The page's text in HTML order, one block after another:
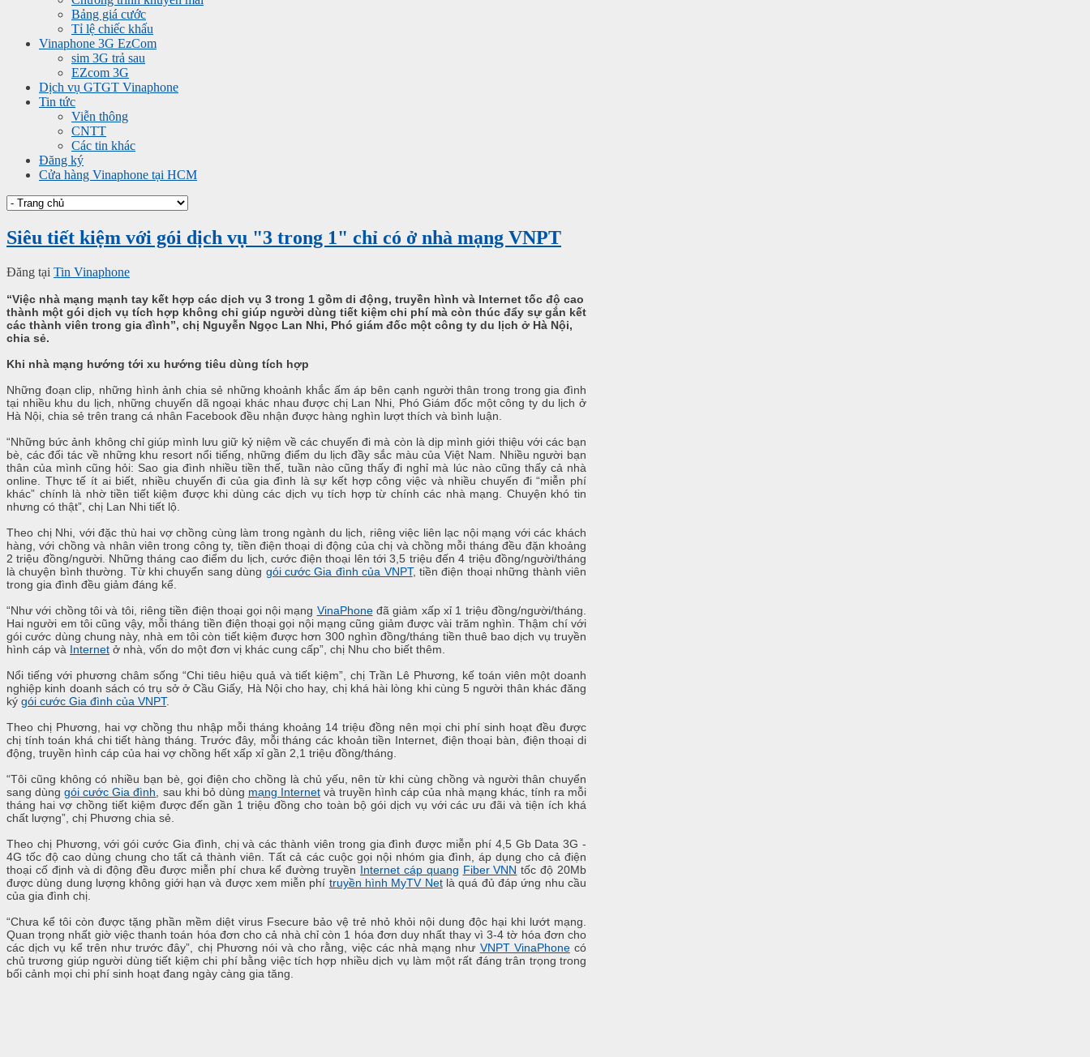
Bảng giá cước
Tỉ lệ chiếc khấu
Vinaphone 3G EzCom
sim 3G trả sau
EZcom 3G
Dịch vụ GTGT Vinaphone
Tin tức
Viễn thông
CNTT
Các tin khác
Đăng ký
Cửa hàng Vinaphone tại HCM
Siêu tiết kiệm với gói dịch vụ "3 trong 1" chỉ có ở nhà mạng VNPT
Đăng tại Tin Vinaphone
“Việc nhà mạng mạnh tay kết hợp các dịch vụ 3 trong 1 gồm di động, truyền hình và Internet tốc độ cao
thành một gói dịch vụ tích hợp không chỉ giúp người dùng tiết kiệm chi phí mà còn thúc đẩy sự gắn kết
các thành viên trong gia đình”, chị Nguyễn Ngọc Lan Nhi, Phó giám đốc một công ty du lịch ở Hà Nội,
chia sẻ.
Khi nhà mạng hướng tới xu hướng tiêu dùng tích hợp
Những đoạn clip, những hình ảnh chia sẻ những khoảnh khắc ấm áp bên cạnh người thân trong trong gia đình
tại nhiều khu du lịch, những chuyến dã ngoại khác nhau được chị Lan Nhi, Phó Giám đốc một công ty du lịch ở
Hà Nội, chia sẻ trên trang cá nhân Facebook đều nhận được hàng nghìn lượt thích và bình luận.
“Những bức ảnh không chỉ giúp mình lưu giữ kỷ niệm về các chuyến đi mà còn là dịp mình giới thiệu với các bạn
bè, các đối tác về những khu resort nổi tiếng, những điểm du lịch đầy sắc màu của Việt Nam. Nhiều người bạn
thân của mình cũng hỏi: Sao gia đình nhiều tiền thế, tuần nào cũng thấy đi nghỉ mà lúc nào cũng thấy cả nhà
online. Thực tế ít ai biết, nhiều chuyến đi của gia đình là sự kết hợp công việc và nhiều chuyến đi “miễn phí
khác” chính là nhờ tiền tiết kiệm được khi dùng các dịch vụ tích hợp từ chính các nhà mạng. Chuyện khó tin
nhưng có thật”, chị Lan Nhi tiết lộ.
Theo chị Nhi, với đặc thù hai vợ chồng cùng làm trong ngành du lịch, riêng việc liên lạc nội mạng với các khách
hàng, với chồng và nhân viên trong công ty, tiền điện thoại di động của chị và chồng mỗi tháng đều đặn khoảng
2 triệu đồng/người. Những tháng cao điểm du lịch, cước điện thoại lên tới 3,5 triệu đến 4 triệu đồng/người/tháng
là chuyện bình thường. Từ khi chuyển sang dùng gói cước Gia đình của VNPT, tiền điện thoại những thành viên
trong gia đình đều giảm đáng kể.
“Như với chồng tôi và tôi, riêng tiền điện thoại gọi nội mạng VinaPhoneđã giảm xấp xỉ 1 triệu đồng/người/tháng.
Hai người em tôi cũng vậy, mỗi tháng tiền điện thoại gọi nội mạng cũng giảm được vài trăm nghìn. Thậm chí với
gói cước dùng chung này, nhà em tôi còn tiết kiệm được hơn 300 nghìn đồng/tháng tiền thuê bao dịch vụ truyền
hình cáp và Internet ở nhà, vốn do một đơn vị khác cung cấp”, chị Nhu cho biết thêm.
Nổi tiếng với phương châm sống “Chi tiêu hiệu quả và tiết kiệm”, chị Trần Lê Phương, kế toán viên một doanh
nghiệp kinh doanh sách có trụ sở ở Cầu Giấy, Hà Nội cho hay, chị khá hài lòng khi cùng 5 người thân khác đăng
ký gói cước Gia đình của VNPT.
Theo chị Phương, hai vợ chồng thu nhập mỗi tháng khoảng 14 triệu đồng nên mọi chi phí sinh hoạt đều được
chị tính toán khá chi tiết hàng tháng. Trước đây, mỗi tháng các khoản tiền Internet, điện thoại bàn, điện thoại di
động, truyền hình cáp của hai vợ chồng hết xấp xỉ gần 2,1 triệu đồng/tháng.
“Tôi cũng không có nhiều bạn bè, gọi điện cho chồng là chủ yếu, nên từ khi cùng chồng và người thân chuyển
sang dùnggói cước Gia đình , sau khi bỏ dùng mạng Internet và truyền hình cáp của nhà mạng khác, tính ra mỗi
tháng hai vợ chồng tiết kiệm được đến gần 1 triệu đồng cho toàn bộ gói dịch vụ với các ưu đãi và tiện ích khá
chất lượng”, chị Phương chia sẻ.
Theo chị Phương, với gói cước Gia đình, chị và các thành viên trong gia đình được miễn phí 4,5 Gb Data 3G -
4G tốc độ cao dùng chung cho tất cả thành viên. Tất cả các cuộc gọi nội nhóm gia đình, áp dụng cho cả điện
thoại cố định và di động đều được miễn phí chưa kể đường truyền Internet cáp quang Fiber VNN tốc độ 20Mb
được dùng dung lượng không giới hạn và được xem miễn phí truyền hình MyTV Netlà quá đủ đáp ứng nhu cầu
của gia đình chị.
“Chưa kể tôi còn được tặng phần mềm diệt virus Fsecure bảo vệ trẻ nhỏ khỏi nội dung độc hại khi lướt mạng.
Quan trọng nhất giờ việc thanh toán hóa đơn cho cả nhà chỉ còn 1 hóa đơn duy nhất thay vì 3-4 tờ hóa đơn cho
các dịch vụ kể trên như trước đây”, chị Phương nói và cho rằng, việc các nhà mạng như VNPT VinaPhonecó
chủ trương giúp người dùng tiết kiệm chi phí bằng việc tích hợp nhiều dịch vụ làm một rất đáng trân trọng trong
bối cảnh mọi chi phí sinh hoạt đang ngày càng gia tăng.